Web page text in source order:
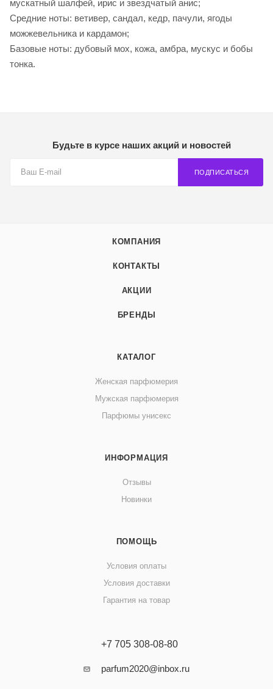
мускатный шалфей, ирис и звездчатый анис;
Средние ноты: ветивер, сандал, кедр, пачули, ягоды
можжевельника и кардамон;
Базовые ноты: дубовый мох, кожа, амбра, мускус и бобы
тонка.
Будьте в курсе наших акций и новостей
ПОДПИСАТЬСЯ
КОМПАНИЯ
КОНТАКТЫ
АКЦИИ
БРЕНДЫ
КАТАЛОГ
Женская парфюмерия
Мужская парфюмерия
Парфюмы унисекс
ИНФОРМАЦИЯ
Отзывы
Новинки
ПОМОЩЬ
Условия оплаты
Условия доставки
Гарантия на товар
+7 705 308-08-80
parfum2020@inbox.ru